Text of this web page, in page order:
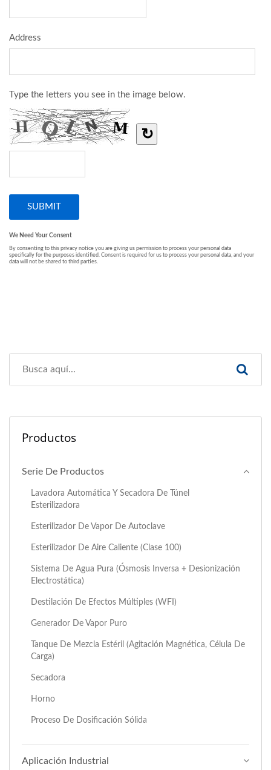
Productos
Serie De Productos
Lavadora Automática Y Secadora De Túnel
Esterilizadora
Esterilizador De Vapor De Autoclave
Esterilizador De Aire Caliente (Clase 100)
Sistema De Agua Pura (ósmosis Inversa + Desionización
Electrostática)
Destilación De Efectos Múltiples (WFI)
Generador De Vapor Puro
Tanque De Mezcla Estéril (agitación Magnética, Célula De
Carga)
Secadora
Horno
Proceso De Dosificación Sólida
Aplicación Industrial